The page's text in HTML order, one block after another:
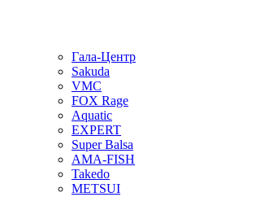
Гала-Центр
Sakuda
VMC
FOX Rage
Aquatic
EXPERT
Super Balsa
AMA-FISH
Takedo
METSUI